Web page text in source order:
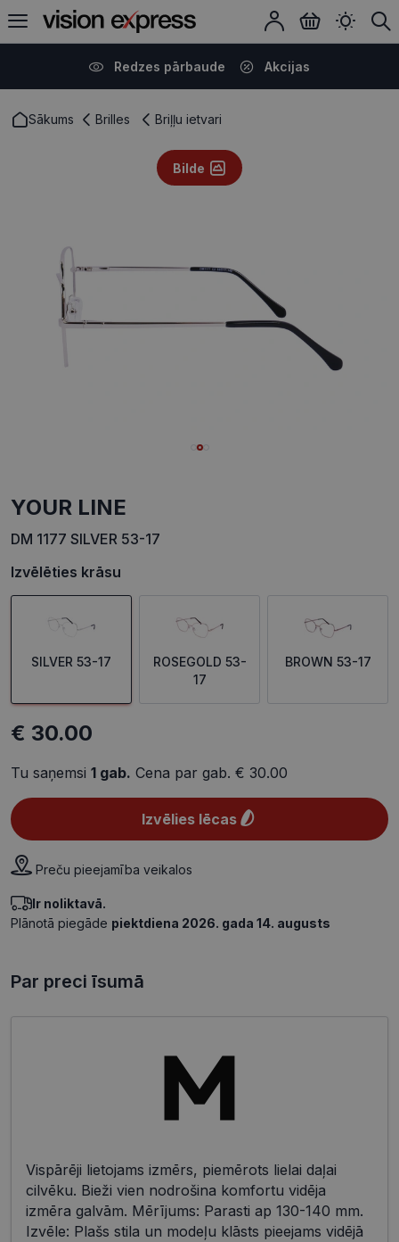
Redzes pārbaude Akcijas
Sākums Brilles Briļļu ietvari
Bilde
YOUR LINE
DM 1177 SILVER 53-17
Izvēlēties krāsu
SILVER 53-17
ROSEGOLD 53-
17
BROWN 53-17
€ 30.00
Tu saņemsi 1 gab. Cena par gab. € 30.00
Izvēlies lēcas
Preču pieejamība veikalos
Ir noliktavā.
Plānotā piegāde piektdiena 2026. gada 14. augusts
Par preci īsumā
Vispārēji lietojams izmērs, piemērots lielai daļai
cilvēku. Bieži vien nodrošina komfortu vidēja
izmēra galvām. Mērījums: Parasti ap 130-140 mm.
Izvēle: Plašs stila un modeļu klāsts pieejams vidējā